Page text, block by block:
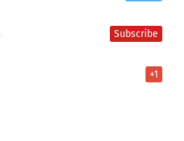
Subscribe
+1